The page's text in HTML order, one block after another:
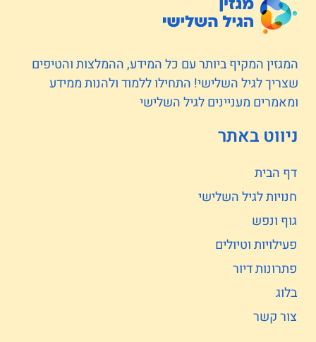
המגזין המקיף ביותר עם כל המידע, ההמלצות והטיפים
שצריך לגיל השלישי! התחילו ללמוד ולהנות ממידע
ומאמרים מעניינים לגיל השלישי
ניווט באתר
דף הבית
חנויות לגיל השלישי
גוף ונפש
פעילויות וטיולים
פתרונות דיור
בלוג
צור קשר